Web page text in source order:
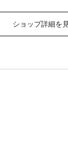
ショップ詳細を